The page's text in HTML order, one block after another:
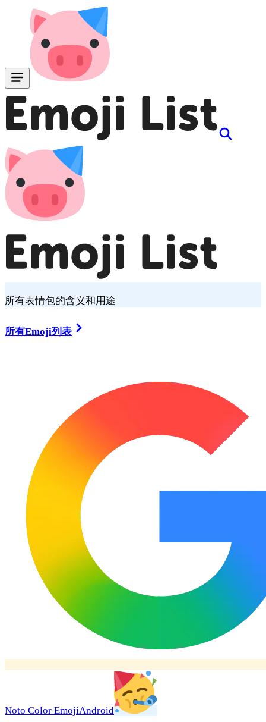
所有表情包的含义和用途
所有Emoji列表
Noto Color EmojiAndroid